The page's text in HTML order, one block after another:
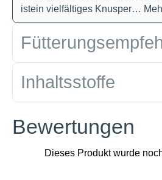
istein vielfältiges Knusper…
Inhaltsstoffe
Bewertungen